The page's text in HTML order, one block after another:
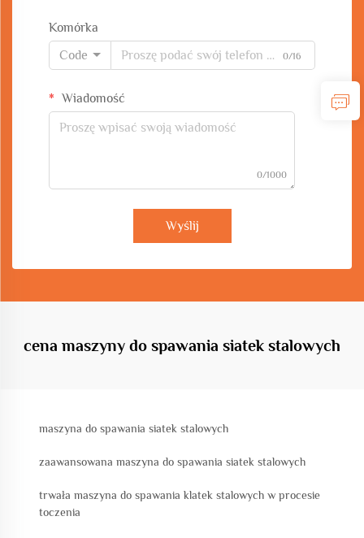
Komórka
Code
0/16
Wiadomość
0/1000
Wyślij
cena maszyny do spawania siatek stalowych
maszyna do spawania siatek stalowych
zaawansowana maszyna do spawania siatek stalowych
trwała maszyna do spawania klatek stalowych w procesie
toczenia